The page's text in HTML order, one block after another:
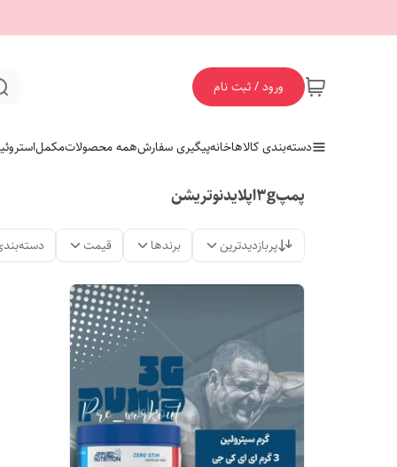
ورود / ثبت نام
دسته‌بندی کالاهاخانهپیگیری سفارشهمه محصولاتمکمل
پمپ3gاپلایدنوتریشن
پربازدیدترین برندها قیمت